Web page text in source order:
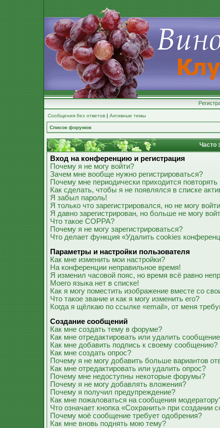
Сообщения без ответов | Активные темы
Список форумов
Часто
Вход на конференцию и регистрация
Почему я не могу войти?
Зачем мне вообще нужно регистрироваться?
Почему мне периодически приходится
Как сделать, чтобы я не появлялся в списке
Я забыл пароль!
Я только что зарегистрировался, но не могу
Я давно зарегистрирован, но больше не могу
Что такое COPPA?
Почему я не могу зарегистрироваться?
Что делает функция «Удалить cookies
Параметры и настройки пользователя
Как мне изменить мои настройки?
На конференции неправильное время!
Я изменил часовой пояс, но время всё равно
Моего языка нет в списке!
Как я могу поместить изображение вместе со
Что такое звание и как я могу изменить его?
Когда я щёлкаю по ссылке «email», от меня
Создание сообщений
Как мне создать тему в форуме?
Как мне отредактировать или удалить
Как мне добавить подпись к своему сообщению?
Как мне создать опрос?
Почему я не могу добавить больше вариантов
Как мне отредактировать или удалить опрос?
Почему мне недоступны некоторые форумы?
Почему я не могу добавлять вложения?
Почему я получил предупреждение?
Как мне пожаловаться на сообщения
Что означает кнопка «Сохранить» при создании
Почему моё сообщение требует одобрения?
Как мне вновь поднять мою тему?